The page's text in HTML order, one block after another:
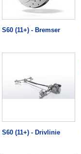
S60 (11+) - Bremser
S60 (11+) - Drivlinie